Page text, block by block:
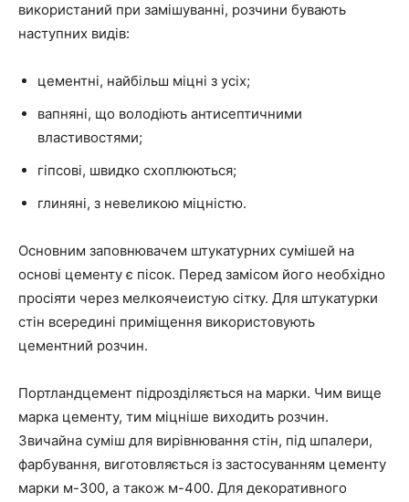
використаний при замішуванні, розчини бувають
наступних видів:
цементні, найбільш міцні з усіх;
вапняні, що володіють антисептичними
властивостями;
гіпсові, швидко схоплюються;
глиняні, з невеликою міцністю.
Основним заповнювачем штукатурних сумішей на
основі цементу є пісок. Перед замісом його необхідно
просіяти через мелкоячеистую сітку. Для штукатурки
стін всередині приміщення використовують
цементний розчин.
Портландцемент підрозділяється на марки. Чим вище
марка цементу, тим міцніше виходить розчин.
Звичайна суміш для вирівнювання стін, під шпалери,
фарбування, виготовляється із застосуванням цементу
марки м-300, а також м-400. Для декоративного